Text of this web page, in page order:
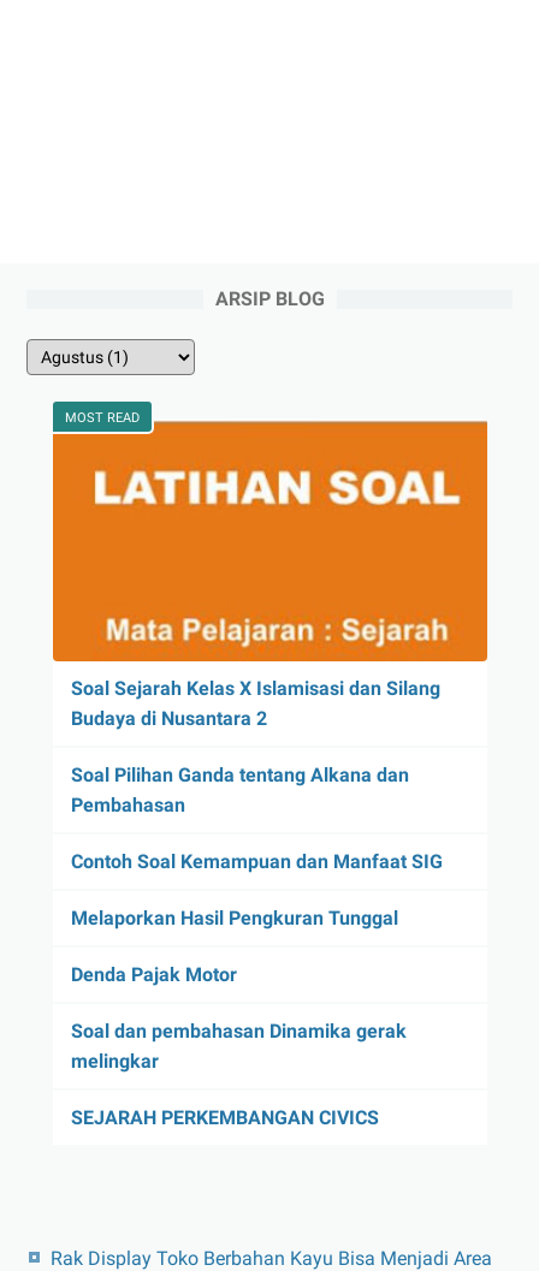
ARSIP BLOG
MOST READ
Soal Sejarah Kelas X Islamisasi dan Silang
Budaya di Nusantara 2
Soal Pilihan Ganda tentang Alkana dan
Pembahasan
Contoh Soal Kemampuan dan Manfaat SIG
Melaporkan Hasil Pengkuran Tunggal
Denda Pajak Motor
Soal dan pembahasan Dinamika gerak
melingkar
SEJARAH PERKEMBANGAN CIVICS
Rak Display Toko Berbahan Kayu Bisa Menjadi Area